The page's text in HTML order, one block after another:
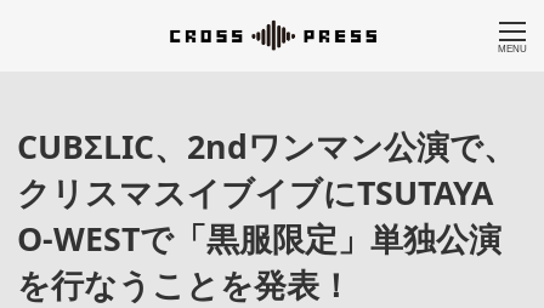
MENU
CUBΣLIC、2ndワンマン公演で、
クリスマスイブイブにTSUTAYA
O-WESTで「黒服限定」単独公演
を行なうことを発表！